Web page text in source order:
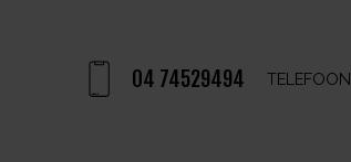
04 74529494 TELEFOON